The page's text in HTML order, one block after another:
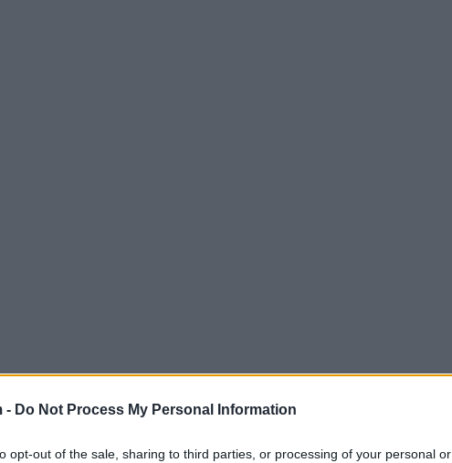
- Do Not Process My Personal Information
opt-out of the sale, sharing to third parties, or processing of your personal or